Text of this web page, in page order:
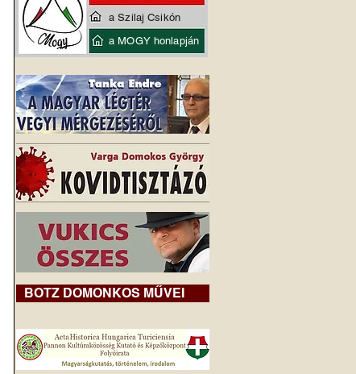
BOTZ DOMONKOS MŰVEI
a Szilaj Csikón
a MOGY honlapján